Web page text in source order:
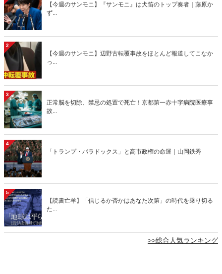
【今週のサンモニ】『サンモニ』は犬笛のトップ奏者｜藤原か
ず...
2
【今週のサンモニ】辺野古転覆事故をほとんど報道してこなか
っ...
3
正常脳を切除、禁忌の処置で死亡！京都第一赤十字病院医療事
故...
4
「トランプ・パラドックス」と高市政権の命運｜山岡鉄秀
5
【読書亡羊】「信じるか否かはあなた次第」の時代を乗り切る
た...
>>総合人気ランキング